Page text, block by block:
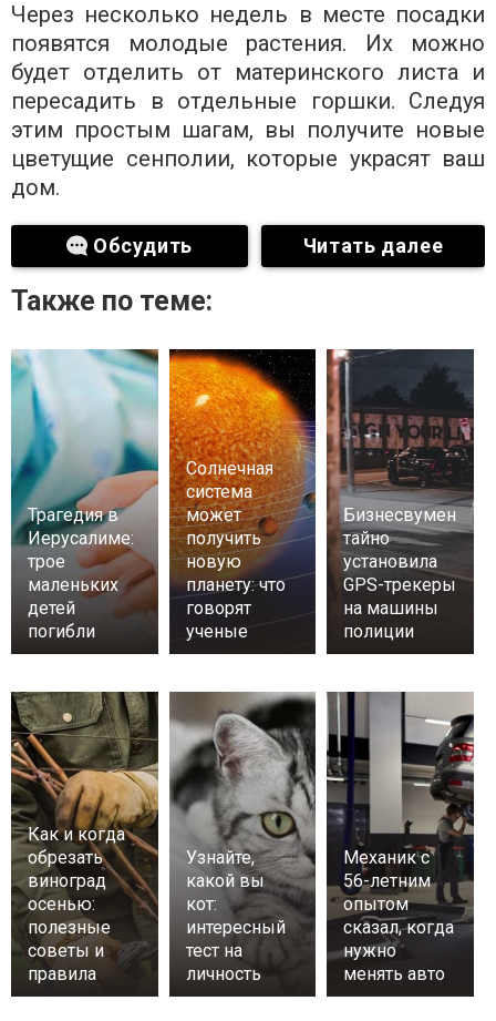
Через несколько недель в месте посадки
появятся молодые растения. Их можно
будет отделить от материнского листа и
пересадить в отдельные горшки. Следуя
этим простым шагам, вы получите новые
цветущие сенполии, которые украсят ваш
дом.
Обсудить Читать далее
Также по теме:
Трагедия в
Иерусалиме:
трое
маленьких
детей
погибли
Солнечная
система
может
получить
новую
планету: что
говорят
ученые
Бизнесвумен
тайно
установила
GPS-трекеры
на машины
полиции
Как и когда
обрезать
виноград
осенью:
полезные
советы и
правила
Узнайте,
какой вы
кот:
интересный
тест на
личность
Механик с
56-летним
опытом
сказал, когда
нужно
менять авто